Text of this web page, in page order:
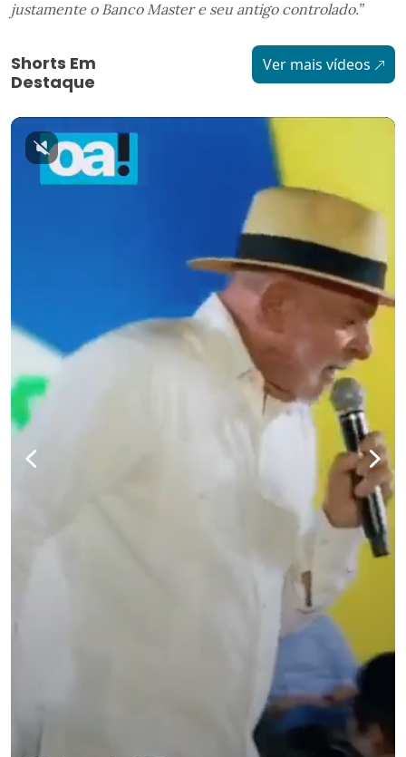
justamente o Banco Master e seu antigo controlado.”
Shorts Em
Destaque
Ver mais vídeos